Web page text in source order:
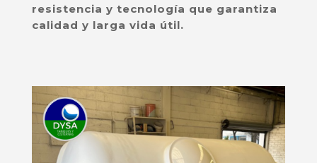
resistencia y tecnología que garantiza
calidad y larga vida útil.